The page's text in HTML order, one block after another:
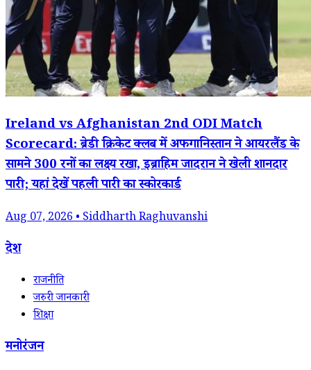
Ireland vs Afghanistan 2nd ODI Match
Scorecard: ब्रेडी क्रिकेट क्लब में अफगानिस्तान ने आयरलैंड के
सामने 300 रनों का लक्ष्य रखा, इब्राहिम जादरान ने खेली शानदार
पारी; यहां देखें पहली पारी का स्कोरकार्ड
Aug 07, 2026 • Siddharth Raghuvanshi
देश
राजनीति
जरुरी जानकारी
शिक्षा
मनोरंजन